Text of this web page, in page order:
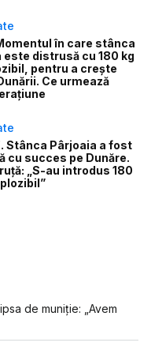
în care stânca
este distrusă cu 180 kg
pentru a crește
Ce urmează
Stânca Pârjoaia a fost
cu succes pe Dunăre.
„S-au introdus 180
de muniție: „Avem